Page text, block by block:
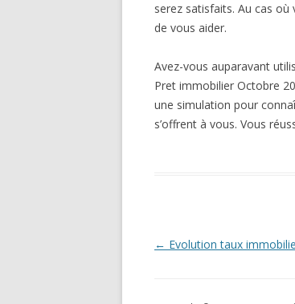
serez satisfaits. Au cas
de vous aider.
Avez-vous auparavant
Pret immobilier Octobre
une simulation pour
s’offrent à vous. Vous
Navigation
← Evolution taux